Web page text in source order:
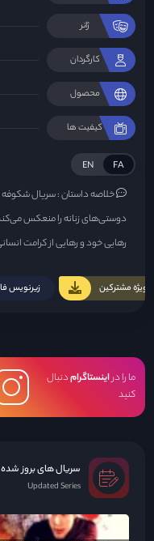
ژانر
کارگردان
محصول
کیفیت ها
FA
EN
خلاصه داستان :
دوستی‌های زنانه را منعکس
رهایی خود و رهایی از کرامت
ویژه مشترکین زیرنویس
ما را دراینستاگرامدنبال
کنید
سریال های بروز شده
Updated Series